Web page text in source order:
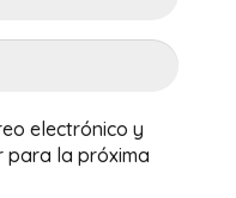
electrónico y
para la próxima